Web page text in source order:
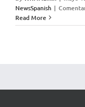
NewsSpanish |
Read More